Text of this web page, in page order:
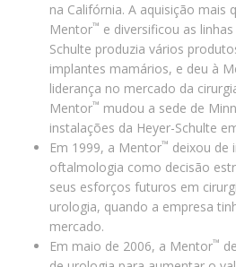
na Califórnia. A aquisição mais
Mentor™ e diversificou as
Schulte produzia vários
implantes mamários, e deu à
liderança no mercado da
Mentor™ mudou a sede de
instalações da Heyer-Schulte
Em 1999, a Mentor™ deixou de
oftalmologia como decisão
seus esforços futuros em
urologia, quando a empresa
mercado.
Em maio de 2006, a Mentor™